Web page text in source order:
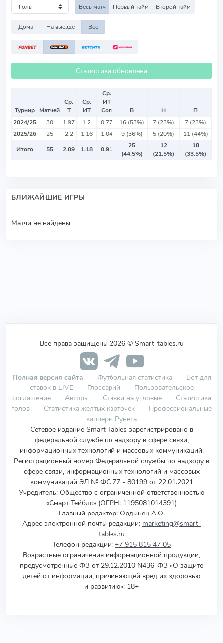
Весь матч Первый тайм Второй тайм
Дома На выезде Все
Статистика обновлена
Турнир Матчей
Ср.
Т
Ср.
ИТ
Ср.
ИТ
Соп
В Н
П
2024/25
30 1.97 1.2 0.77 16 (53%) 7 (23%)
7 (23%)
2025/26
25 2.2 1.16 1.04 9 (36%) 5 (20%)
11 (44%)
Итого
55 2.09 1.18 0.91
25
(44.5%)
12
(21.5%)
18
(33.5%)
БЛИЖАЙШИЕ ИГРЫ
Матчи не найдены
Все права защищены 2026 © Smart-tables.ru
Полная версия сайта Футбольная статистика
Бот для
ставок в LIVE
Глоссарий
Пользовательское
соглашение
Авторы Ставки на угловые
Статистика
голов
Статистика желтых карточек
Профессиональные
капперы Рунета
Сетевое издание Smart Tables зарегистрировано в
федеральной службе по надзору в сфере связи,
информационных технологий и массовых коммуникаций.
Регистрационный номер Федеральной службы по надзору в
сфере связи, информационных технологий и массовых
коммуникаций ЭЛ № ФС 77 - 80199 от 22.01.2021
Учредитель: Общество с ограниченной ответственностью
«Смарт Тейблс» (ОГРН: 1195081014391)
Главный редактор: Ордынец А.О.
Адрес электронной почты редакции: marketing@smart-
tables.ru
Телефон редакции: +7 915 815 47 05
Возрастные ограничения информационной продукции,
предусмотренные ФЗ от 29.12.2010 N436-ФЗ «О защите
детей от информации, причиняющей вред их здоровью
и развитию»: 18+